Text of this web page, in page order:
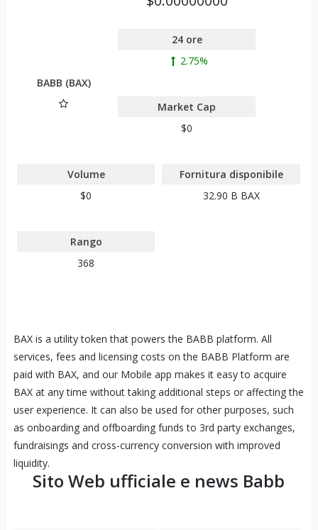
BABB (BAX)
24 ore
2.75%
Market Cap
$0
Volume
$0
Fornitura disponibile
32.90 B BAX
Rango
368
BAX is a utility token that powers the BABB platform. All
services, fees and licensing costs on the BABB Platform are
paid with BAX, and our Mobile app makes it easy to acquire
BAX at any time without taking additional steps or affecting the
user experience. It can also be used for other purposes, such
as onboarding and offboarding funds to 3rd party exchanges,
fundraisings and cross-currency conversion with improved
liquidity.
Sito Web ufficiale e news Babb